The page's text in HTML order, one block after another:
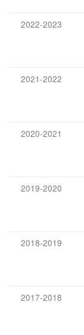
2022-2023
2021-2022
2020-2021
2019-2020
2018-2019
2017-2018